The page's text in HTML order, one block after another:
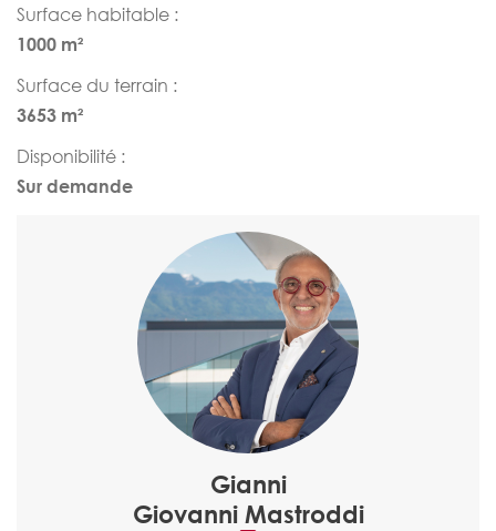
Surface habitable :
1000 m²
Surface du terrain :
3653 m²
Disponibilité :
Sur demande
Gianni
Giovanni Mastroddi